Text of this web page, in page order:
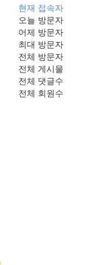
현재 접속자
오늘 방문자
어제 방문자
최대 방문자
전체 방문자
전체 게시물
전체 댓글수
전체 회원수